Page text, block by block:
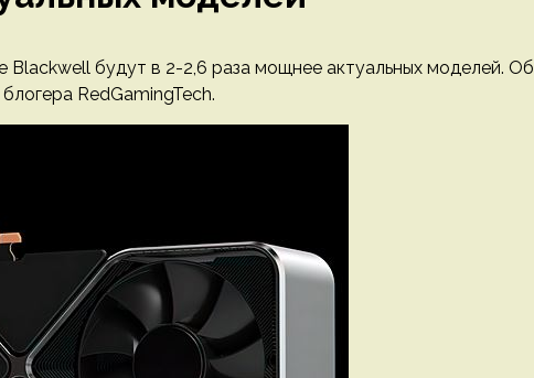
Blackwell будут в 2-2,6 раза мощнее актуальных моделей. Об
RedGamingTech.